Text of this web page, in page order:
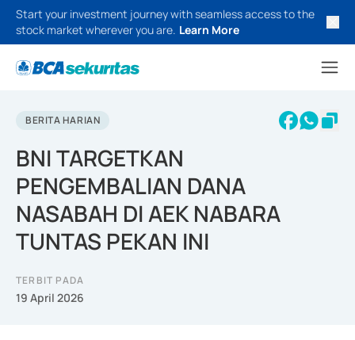
Start your investment journey with seamless access to the
stock market wherever you are. Learn More
BERITA HARIAN
BNI TARGETKAN
PENGEMBALIAN DANA
NASABAH DI AEK NABARA
TUNTAS PEKAN INI
TERBIT PADA
19 April 2026